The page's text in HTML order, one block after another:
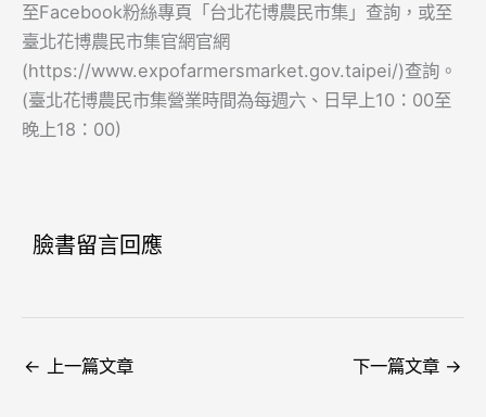
至Facebook粉絲專頁「台北花博農民市集」查詢，或至
臺北花博農民市集官網官網
(https://www.expofarmersmarket.gov.taipei/)查詢。
(臺北花博農民市集營業時間為每週六、日早上10：00至
晚上18：00)
臉書留言回應
← 上一篇文章 下一篇文章 →